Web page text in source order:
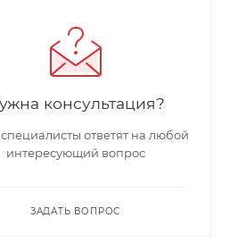
консультация?
ответят на любой
интересующий вопрос
ЗАДАТЬ ВОПРОС